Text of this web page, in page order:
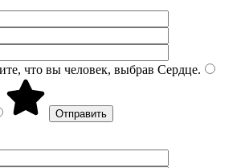
что вы человек, выбрав Сердце.